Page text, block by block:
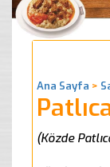
Ana Sayfa >
(Közde